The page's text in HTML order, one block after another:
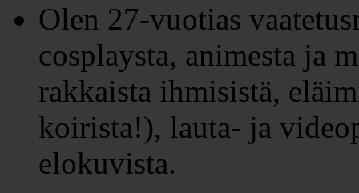
Olen 27-vuotias
cosplaysta, animesta ja
rakkaista ihmisistä,
koirista!), lauta- ja
elokuvista.